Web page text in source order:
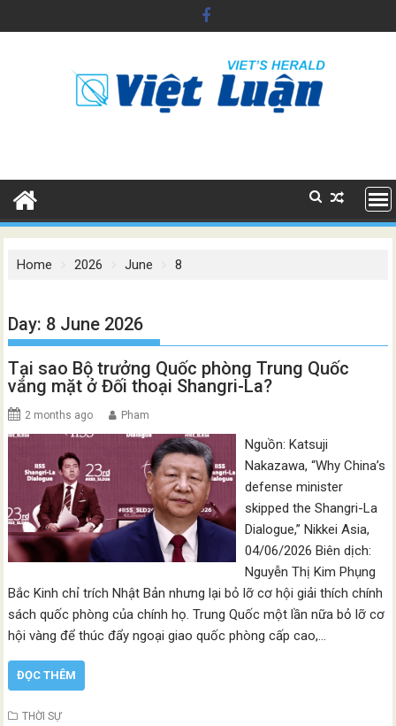
to
Home 2026 June 8
Day: 8 June 2026
Tại sao Bộ trưởng Quốc phòng Trung Quốc
vắng mặt ở Đối thoại Shangri-La?
2 months ago Pham
Nguồn: Katsuji
Nakazawa, “Why China’s
defense minister
skipped the Shangri-La
Dialogue,” Nikkei Asia,
04/06/2026 Biên dịch:
Nguyễn Thị Kim Phụng
Bắc Kinh chỉ trích Nhật Bản nhưng lại bỏ lỡ cơ hội giải thích chính
sách quốc phòng của chính họ. Trung Quốc một lần nữa bỏ lỡ cơ
hội vàng để thúc đẩy ngoại giao quốc phòng cấp cao,…
ĐỌC THÊM
THỜI SỰ